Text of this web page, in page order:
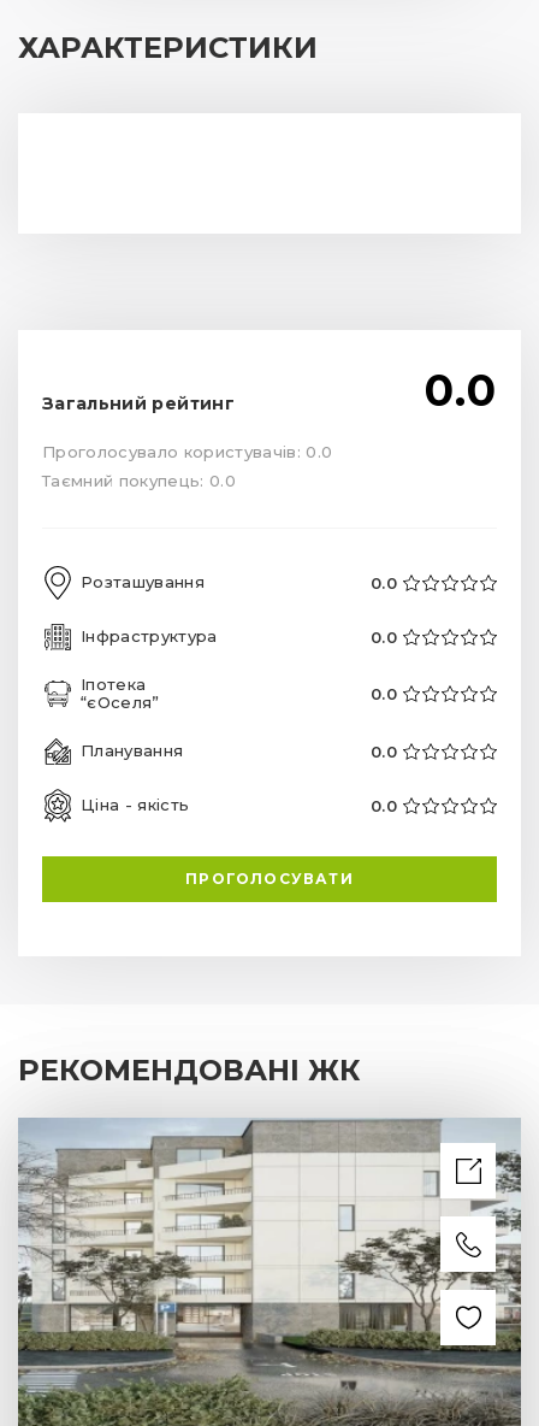
ХАРАКТЕРИСТИКИ
Загальний рейтинг 0.0
Проголосувало користувачів: 0.0
Таємний покупець: 0.0
Розташування 0.0
Інфраструктура 0.0
Іпотека
“єОселя”
0.0
Планування 0.0
Ціна - якість 0.0
ПРОГОЛОСУВАТИ
РЕКОМЕНДОВАНІ ЖК